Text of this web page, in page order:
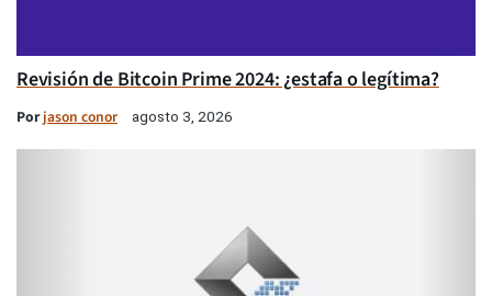
Revisión de Bitcoin Prime 2024: ¿estafa o legítima?
Porjason conor agosto 3, 2026